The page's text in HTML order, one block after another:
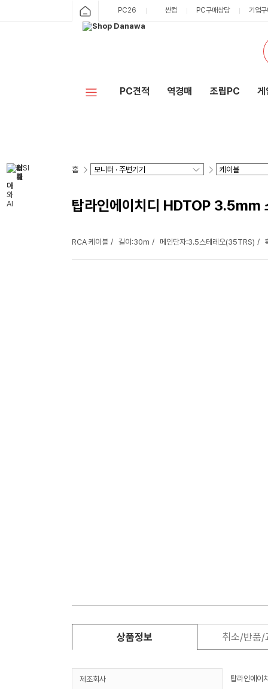
PC26 싼컴 PC구매상담 기업
PC견적 역경매 조립PC 게
홈
탑라인에이치디 HDTOP
RCA 케이블 길이:30m 메인단자:3.5스테레오(35TRS)
상품정보 취소/반품/
제조회사 탑라인에이